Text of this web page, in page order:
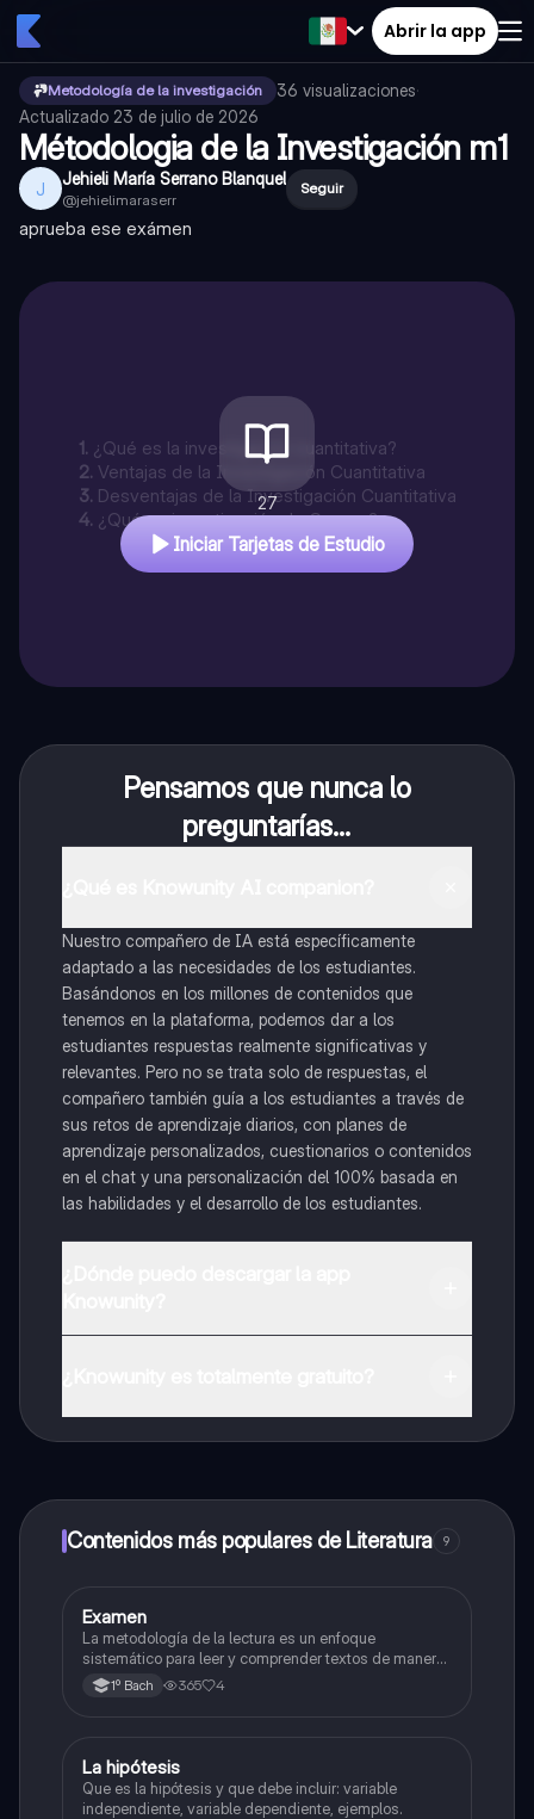
Abrir la app
Metodología de la investigación 36 visualizaciones·
Actualizado 23 de julio de 2026
Métodologia de la Investigación m1
J Jehieli María Serrano Blanquel
@jehielimaraserr
Seguir
aprueba ese exámen
1. ¿Qué es la investigación cuantitativa?
2. Ventajas de la Investigación Cuantitativa
3. Desventajas de la Investigación Cuantitativa
4. ¿Qué es investigación de Campo?
27
Iniciar Tarjetas de Estudio
Pensamos que nunca lo
preguntarías...
Nuestro compañero de IA está específicamente
adaptado a las necesidades de los estudiantes.
Basándonos en los millones de contenidos que
tenemos en la plataforma, podemos dar a los
estudiantes respuestas realmente significativas y
relevantes. Pero no se trata solo de respuestas, el
compañero también guía a los estudiantes a través de
sus retos de aprendizaje diarios, con planes de
aprendizaje personalizados, cuestionarios o contenidos
en el chat y una personalización del 100% basada en
las habilidades y el desarrollo de los estudiantes.
a determinadas funciones.
Contenidos más populares de Literatura 9
Literatura
Examen
La metodología de la lectura es un enfoque
sistemático para leer y comprender textos de manera
efectiva. A continuación, te presento una descripción
detallada de la metodología de la lectura
1º Bach 365 4
Química
La hipótesis
Que es la hipótesis y que debe incluir: variable
independiente, variable dependiente, ejemplos.